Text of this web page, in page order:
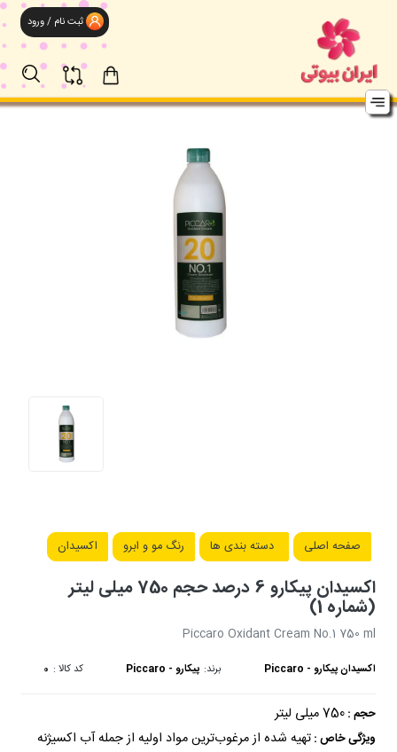
ثبت نام / ورود
صفحه اصلی دسته بندی ها رنگ مو و ابرو اکسیدان
اکسیدان پیکارو 6 درصد حجم 750 میلی لیتر
(شماره 1)
Piccaro Oxidant Cream No.1 750 ml
اکسیدان پیکارو - Piccaro برند: پیکارو - Piccaro کد کالا : 0
حجم :750 میلی لیتر
ویژگی خاص :تهیه شده از مرغوب‌ترین مواد اولیه از جمله آب اکسیژنه